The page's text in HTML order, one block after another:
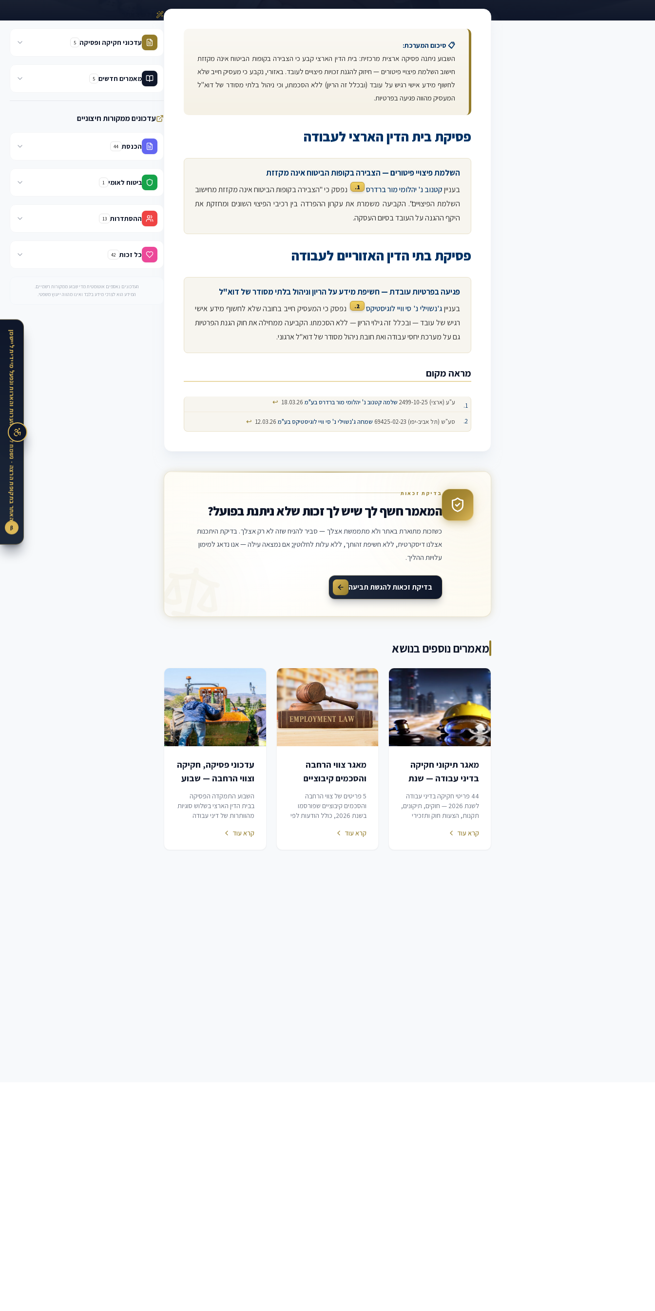
β
האתר בתקופת הרצה · נשמח לקבל הערות והארות ונפעל מיידית ליישמן
עדכוני חקיקה ופסיקה 5
מאמרים חדשים 5
עדכונים ממקורות חיצוניים
הכנסת 44
ביטוח לאומי 1
ההסתדרות 13
כל זכות 42
העדכונים נאספים אוטומטית מדי שבוע ממקורות רשמיים.
המידע הוא לצרכי מידע בלבד ואינו מהווה ייעוץ משפטי.
📋 סיכום המערכת:
השבוע ניתנה פסיקה ארצית מרכזית: בית הדין הארצי קבע כי הצבירה בקופות הביטוח אינה מקזזת
חישוב השלמת פיצויי פיטורים — חיזוק להגנת זכויות פיצויים לעובד. באזורי, נקבע כי מעסיק חייב שלא
לחשוף מידע אישי רגיש על עובד (ובכלל זה הריון) ללא הסכמתו, וכי ניהול בלתי מסודר של דוא"ל
המעסיק מהווה פגיעה בפרטיות.
פסיקת בית הדין הארצי לעבודה
השלמת פיצויי פיטורים — הצבירה בקופות הביטוח אינה מקזזת
בענייןקטנוב נ' יהלומי מור ברדרס 1.
נפסק כי "הצבירה בקופות הביטוח אינה מקזזת מחישוב
השלמת הפיצויים". הקביעה משמרת את עקרון ההפרדה בין רכיבי הפיצוי השונים ומחזקת את
היקף ההגנה על העובד בסיום העסקה.
פסיקת בתי הדין האזוריים לעבודה
פגיעה בפרטיות עובדת — חשיפת מידע על הריון וניהול בלתי מסודר של דוא"ל
בענייןג'נשוילי נ' סי וויי לוגיסטיקס 2.
נפסק כי המעסיק חייב בחובה שלא לחשוף מידע אישי
רגיש של עובד — ובכלל זה גילוי הריון — ללא הסכמתו. הקביעה ממחילה את חוק הגנת הפרטיות
גם על מערכת יחסי עבודה ואת חובת ניהול מסודר של דוא"ל ארגוני.
מראה מקום
ע"ע (ארצי) 2499-10-25 שלמה קטנוב נ' יהלומי מור ברדרס בע"מ ↩
סע"ש (תל אביב-יפו) 69425-02-23 שמחה ג'נשוילי נ' סי וויי לוגיסטיקס בע"מ ↩
בדיקת זכאות
המאמר חשף לך שיש לך זכות שלא ניתנת בפועל?
כשזכות מתוארת באתר ולא מתממשת אצלך — סביר להניח שזה לא רק אצלך. בדיקת היתכנות
אצלנו דיסקרטית, ללא חשיפת זהותך, ללא עלות לחלוטין; אם נמצאה עילה — אנו נדאג למימון
עלויות ההליך.
בדיקת זכאות להגשת תביעה
מאמרים נוספים בנושא
מאגר תיקוני חקיקה
בדיני עבודה — שנת
202644 פריטי חקיקה בדיני עבודה
לשנת 2026 — חוקים, תיקונים,
תקנות, הצעות חוק ותזכירי
הרחבה והסכמים קיבוציים
קרא עוד
מאגר צווי הרחבה
והסכמים קיבוציים
בדיני עבודה — שנת
2026
5 פריטים של צווי הרחבה
והסכמים קיבוציים שפורסמו
בשנת 2026, כולל הודעות לפי
פרסומים. מאגר זה אינו כולל
קרא עוד
עדכוני פסיקה, חקיקה
וצווי הרחבה — שבוע
19-23.07.2026
השבוע התמקדה הפסיקה
בבית הדין הארצי בשלוש סוגיות
מהוותרות של דיני עבודה
התערבות שיפוטית בהחלטות
קרא עוד